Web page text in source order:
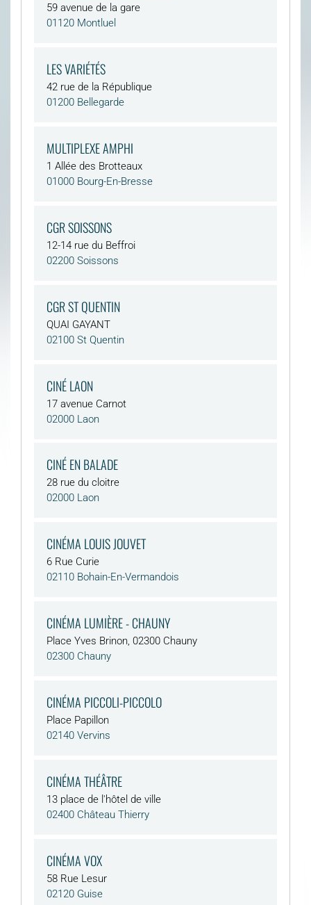
59 avenue de la gare
01120 Montluel
LES VARIÉTÉS
42 rue de la République
01200 Bellegarde
MULTIPLEXE AMPHI
1 Allée des Brotteaux
01000 Bourg-En-Bresse
CGR SOISSONS
12-14 rue du Beffroi
02200 Soissons
CGR ST QUENTIN
QUAI GAYANT
02100 St Quentin
CINÉ LAON
17 avenue Carnot
02000 Laon
CINÉ EN BALADE
28 rue du cloitre
02000 Laon
CINÉMA LOUIS JOUVET
6 Rue Curie
02110 Bohain-En-Vermandois
CINÉMA LUMIÈRE - CHAUNY
Place Yves Brinon, 02300 Chauny
02300 Chauny
CINÉMA PICCOLI-PICCOLO
Place Papillon
02140 Vervins
CINÉMA THÉÂTRE
13 place de l'hôtel de ville
02400 Château Thierry
CINÉMA VOX
58 Rue Lesur
02120 Guise